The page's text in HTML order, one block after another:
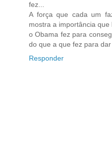
fez...
A força que cada um
mostra a importância
o Obama fez para
do que a que fez para
Responder